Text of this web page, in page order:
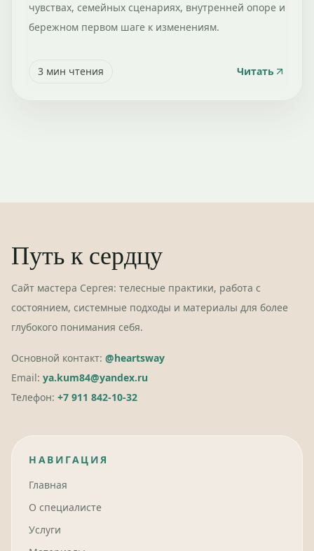
чувствах, семейных сценариях, внутренней опоре и
бережном первом шаге к изменениям.
3 мин чтения Читать
Путь к сердцу
Сайт мастера Сергея: телесные практики, работа с
состоянием, системные подходы и материалы для более
глубокого понимания себя.
Основной контакт: @heartsway
Email: ya.kum84@yandex.ru
Телефон: +7 911 842-10-32
НАВИГАЦИЯ
Главная
О специалисте
Услуги